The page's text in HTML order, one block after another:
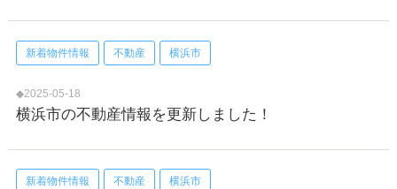
新着物件情報 不動産 横浜市
◆2025-05-18
横浜市の不動産情報を更新しました！
新着物件情報 不動産 横浜市